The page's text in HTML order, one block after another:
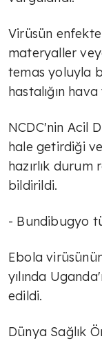
Virüsün enfekte
materyaller
temas yoluyla
hastalığın
NCDC'nin Acil
hale getirdiği
hazırlık durum
bildirildi.
- Bundibugyo
Ebola
yılında
edildi.
Dünya Sağlık